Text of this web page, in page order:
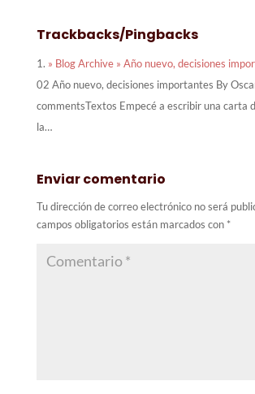
Trackbacks/Pingbacks
» Blog Archive » Año nuevo, decisiones
02 Año nuevo, decisiones importantes By
commentsTextos Empecé a escribir una carta
la…
Enviar comentario
Tu dirección de correo electrónico no será
campos obligatorios están marcados con *